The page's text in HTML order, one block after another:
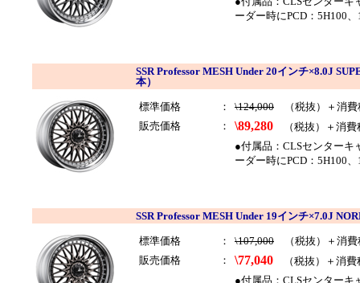
ーダー時にPCD：5H100
SSR Professor MESH Under 20インチ×8.0J
本）
標準価格 ： \124,000 （税抜）＋消費
販売価格
： \89,280 （税抜）＋消費
●付属品：CLSセンター
ーダー時にPCD：5H100
SSR Professor MESH Under 19インチ×7.0J
標準価格 ： \107,000 （税抜）＋消費
販売価格
： \77,040 （税抜）＋消費
●付属品：CLSセンター